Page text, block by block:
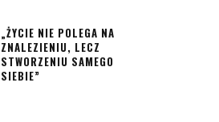
„ŻYCIE NIE POLEGA NA
ZNALEZIENIU, LECZ
STWORZENIU SAMEGO
SIEBIE”